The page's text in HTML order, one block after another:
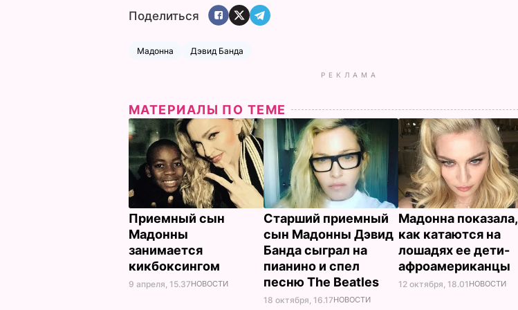
Поделиться
Мадонна Дэвид Банда
РЕКЛАМА
МАТЕРИАЛЫ ПО ТЕМЕ
Приемный сын
Мадонны
занимается
кикбоксингом
9 апреля, 15.37НОВОСТИ
Старший приемный
сын Мадонны Дэвид
Банда сыграл на
пианино и спел
песню The Beatles
18 октября, 16.17НОВОСТИ
Мадонна показала,
как катаются на
лошадях ее дети-
афроамериканцы
12 октября, 18.01 НОВОСТИ